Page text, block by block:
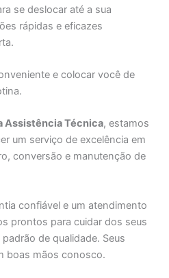
se deslocar até a sua
rápidas e eficazes
e colocar você de
Assistência Técnica, estamos
um serviço de excelência em
conversão e manutenção de
confiável e um atendimento
prontos para cuidar dos seus
de qualidade. Seus
boas mãos conosco.